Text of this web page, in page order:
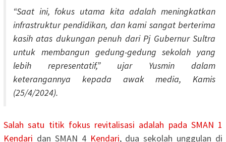
“Saat ini, fokus utama kita adalah meningkatkan
infrastruktur pendidikan, dan kami sangat berterima
kasih atas dukungan penuh dari Pj Gubernur Sultra
untuk membangun gedung-gedung sekolah yang
lebih representatif,” ujar Yusmin dalam
keterangannya kepada awak media, Kamis
(25/4/2024).
Salah satu titik fokus revitalisasi adalah pada SMAN 1
Kendari dan SMAN 4 Kendari, dua sekolah unggulan di